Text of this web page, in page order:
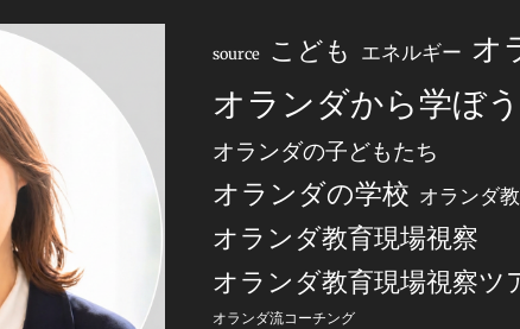
source こども エネルギー オ
オランダから学ぼう
オランダの子どもたち
オランダの学校 オランダ
オランダ教育現場視察
オランダ教育現場視察ツ
オランダ流コーチング